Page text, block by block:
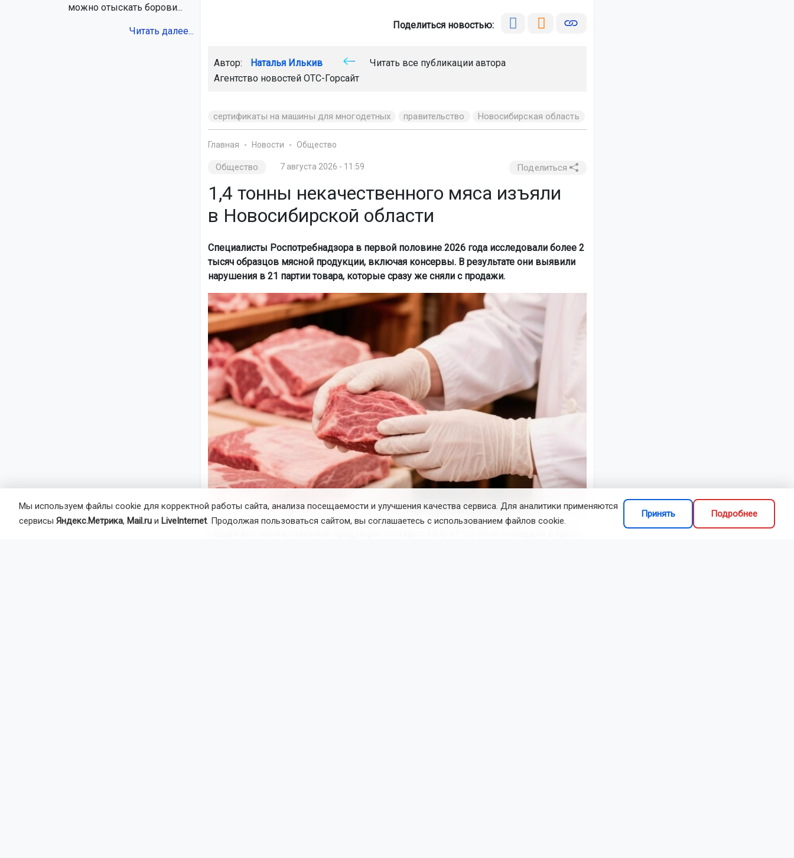
можно отыскать борови...
Читать далее...
Поделиться новостью:
Автор: Наталья Илькив
Читать все публикации автора
Агентство новостей ОТС-Горсайт
сертификаты на машины для многодетных правительство Новосибирская область
Главная Новости Общество
Общество 7 августа 2026 - 11:59 Поделиться
1,4 тонны некачественного мяса изъяли
в Новосибирской области
Специалисты Роспотребнадзора в первой половине 2026 года исследовали более 2
тысяч образцов мясной продукции, включая консервы. В результате они выявили
нарушения в 21 партии товара, которые сразу же сняли с продажи.
Фото: Управление Роспотребнадзора по Новосибирской области
Мы используем файлы cookie для корректной работы сайта, анализа посещаемости и улучшения качества сервиса. Для аналитики применяются
сервисы Яндекс.Метрика, Mail.ru и LiveInternet. Продолжая пользоваться сайтом, вы соглашаетесь с использованием файлов cookie.
Принять Подробнее